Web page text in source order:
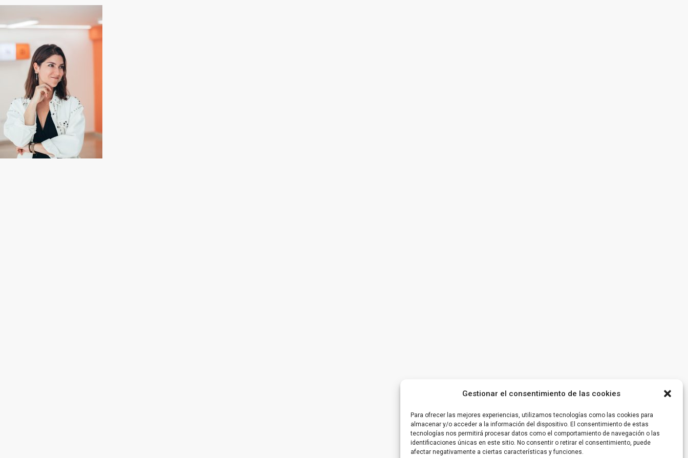
Gestionar el consentimiento de las cookies
Para ofrecer las mejores experiencias, utilizamos tecnologías como las cookies para
almacenar y/o acceder a la información del dispositivo. El consentimiento de estas
tecnologías nos permitirá procesar datos como el comportamiento de navegación o las
identificaciones únicas en este sitio. No consentir o retirar el consentimiento, puede
afectar negativamente a ciertas características y funciones.